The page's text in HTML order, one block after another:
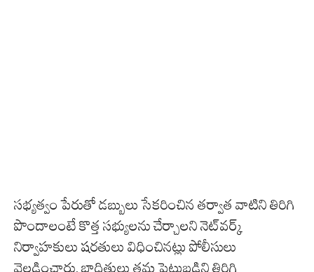
సభ్యత్వం పేరుతో డబ్బులు సేకరించిన తర్వాత వాటిని తిరిగి
పొందాలంటే కొత్త సభ్యులను చేర్చాలని నెట్‌వర్క్
నిర్వాహకులు షరతులు విధించినట్లు పోలీసులు
వెల్లడించారు. బాధితులు తమ పెట్టుబడిని తిరిగి